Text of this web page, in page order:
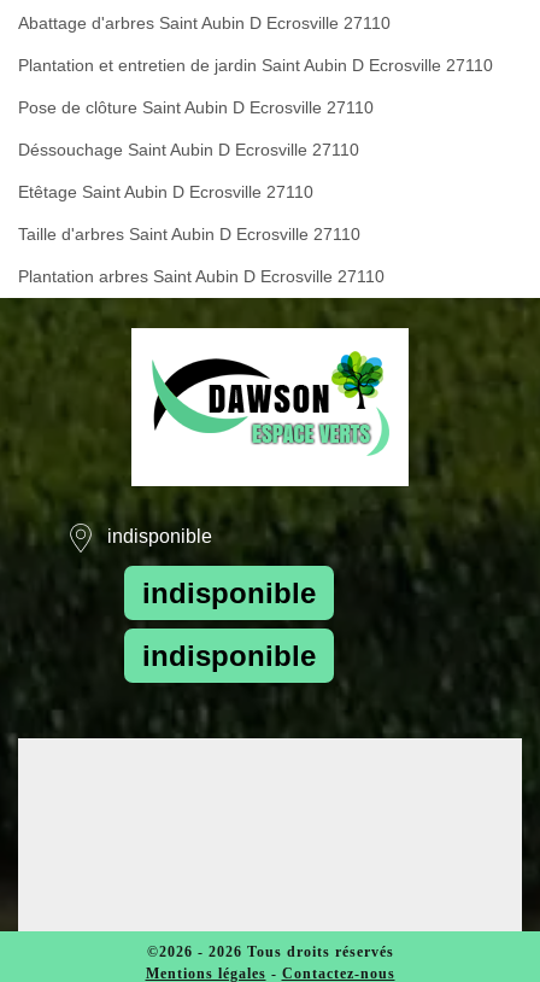
Abattage d'arbres Saint Aubin D Ecrosville 27110
Plantation et entretien de jardin Saint Aubin D Ecrosville 27110
Pose de clôture Saint Aubin D Ecrosville 27110
Déssouchage Saint Aubin D Ecrosville 27110
Etêtage Saint Aubin D Ecrosville 27110
Taille d'arbres Saint Aubin D Ecrosville 27110
Plantation arbres Saint Aubin D Ecrosville 27110
indisponible
indisponible
indisponible
©2026 - 2026 Tous droits réservés
Mentions légales - Contactez-nous